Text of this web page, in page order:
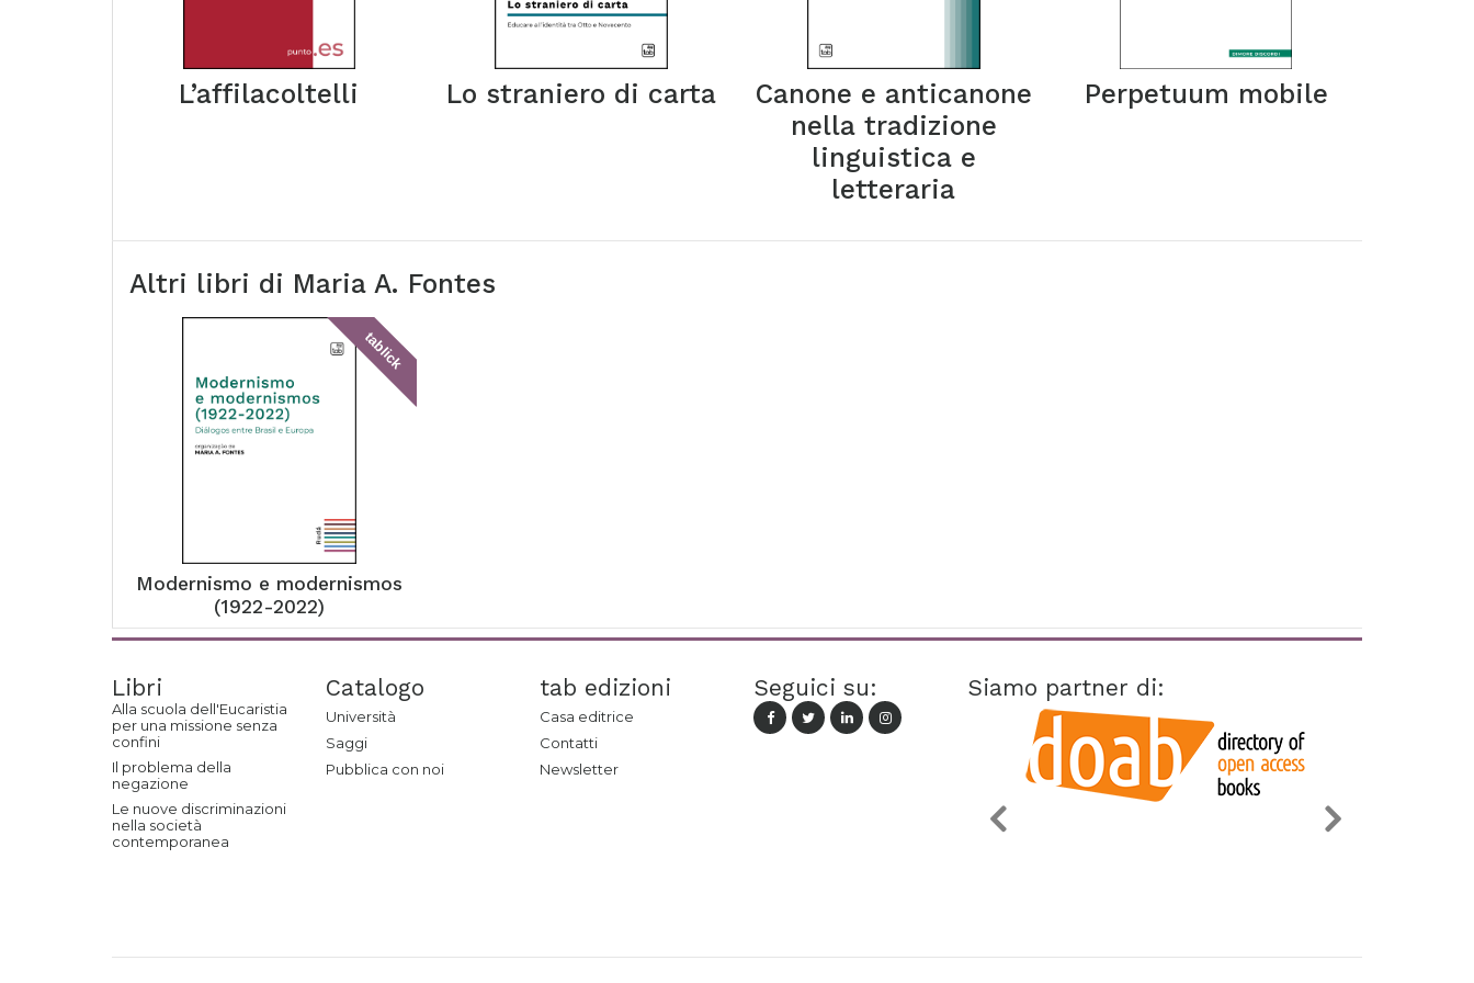
L’affilacoltelli Lo straniero di carta
Canone e anticanone
nella tradizione
linguistica e
letteraria
Perpetuum mobile
Altri libri di Maria A. Fontes
tablick
Modernismo e modernismos
(1922-2022)
Libri
Alla scuola dell'Eucaristia
per una missione senza
confini
Il problema della
negazione
Le nuove discriminazioni
nella società
contemporanea
Catalogo
Università
Saggi
Pubblica con noi
tab edizioni
Casa editrice
Contatti
Newsletter
Seguici su: Siamo partner di: